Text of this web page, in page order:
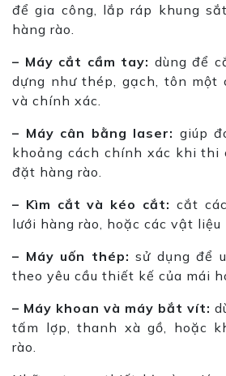
để gia công, lắp ráp khung
hàng rào.
– Máy cắt cầm tay: dùng để
dựng như thép, gạch, tôn một
và chính xác.
– Máy cân bằng laser: giúp
khoảng cách chính xác khi thi
đặt hàng rào.
– Kìm cắt và kéo cắt: cắt
lưới hàng rào, hoặc các vật liệu
– Máy uốn thép: sử dụng để
theo yêu cầu thiết kế của mái
– Máy khoan và máy bắt vít:
tấm lợp, thanh xà gồ, hoặc
rào.